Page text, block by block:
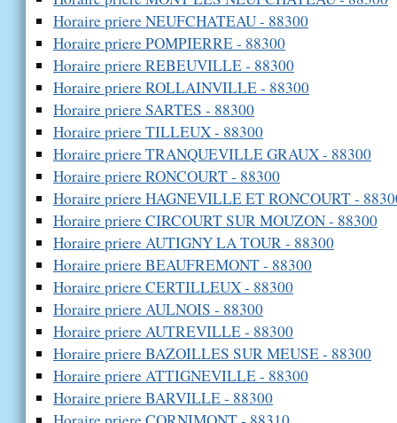
Horaire priere NEUFCHATEAU - 88300
Horaire priere POMPIERRE - 88300
Horaire priere REBEUVILLE - 88300
Horaire priere ROLLAINVILLE - 88300
Horaire priere SARTES - 88300
Horaire priere TILLEUX - 88300
Horaire priere TRANQUEVILLE GRAUX - 88300
Horaire priere RONCOURT - 88300
Horaire priere HAGNEVILLE ET RONCOURT -
Horaire priere CIRCOURT SUR MOUZON - 88300
Horaire priere AUTIGNY LA TOUR - 88300
Horaire priere BEAUFREMONT - 88300
Horaire priere CERTILLEUX - 88300
Horaire priere AULNOIS - 88300
Horaire priere AUTREVILLE - 88300
Horaire priere BAZOILLES SUR MEUSE - 88300
Horaire priere ATTIGNEVILLE - 88300
Horaire priere BARVILLE - 88300